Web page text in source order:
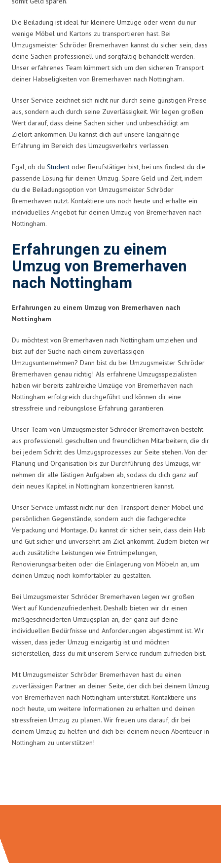
Die Beiladung ist ideal für kleinere Umzüge oder wenn du nur
wenige Möbel und Kartons zu transportieren hast. Bei
Umzugsmeister Schröder Bremerhaven kannst du sicher sein, dass
deine Sachen professionell und sorgfältig behandelt werden.
Unser erfahrenes Team kümmert sich um den sicheren Transport
deiner Habseligkeiten von Bremerhaven nach Nottingham.
Unser Service zeichnet sich nicht nur durch seine günstigen Preise
aus, sondern auch durch seine Zuverlässigkeit. Wir legen großen
Wert darauf, dass deine Sachen sicher und unbeschädigt am
Zielort ankommen. Du kannst dich auf unsere langjährige
Erfahrung im Bereich des Umzugsverkehrs verlassen.
Egal, ob du Student oder Berufstätiger bist, bei uns findest du die
passende Lösung für deinen Umzug. Spare Geld und Zeit, indem
du die Beiladungsoption von Umzugsmeister Schröder
Bremerhaven nutzt. Kontaktiere uns noch heute und erhalte ein
individuelles Angebot für deinen Umzug von Bremerhaven nach
Nottingham.
Erfahrungen zu einem
Umzug von Bremerhaven
nach Nottingham
Erfahrungen zu einem Umzug von Bremerhaven nach
Nottingham
Du möchtest von Bremerhaven nach Nottingham umziehen und
bist auf der Suche nach einem zuverlässigen
Umzugsunternehmen? Dann bist du bei Umzugsmeister Schröder
Bremerhaven genau richtig! Als erfahrene Umzugsspezialisten
haben wir bereits zahlreiche Umzüge von Bremerhaven nach
Nottingham erfolgreich durchgeführt und können dir eine
stressfreie und reibungslose Erfahrung garantieren.
Unser Team von Umzugsmeister Schröder Bremerhaven besteht
aus professionell geschulten und freundlichen Mitarbeitern, die dir
bei jedem Schritt des Umzugsprozesses zur Seite stehen. Von der
Planung und Organisation bis zur Durchführung des Umzugs, wir
nehmen dir alle lästigen Aufgaben ab, sodass du dich ganz auf
dein neues Kapitel in Nottingham konzentrieren kannst.
Unser Service umfasst nicht nur den Transport deiner Möbel und
persönlichen Gegenstände, sondern auch die fachgerechte
Verpackung und Montage. Du kannst dir sicher sein, dass dein Hab
und Gut sicher und unversehrt am Ziel ankommt. Zudem bieten wir
auch zusätzliche Leistungen wie Entrümpelungen,
Renovierungsarbeiten oder die Einlagerung von Möbeln an, um
deinen Umzug noch komfortabler zu gestalten.
Bei Umzugsmeister Schröder Bremerhaven legen wir großen
Wert auf Kundenzufriedenheit. Deshalb bieten wir dir einen
maßgeschneiderten Umzugsplan an, der ganz auf deine
individuellen Bedürfnisse und Anforderungen abgestimmt ist. Wir
wissen, dass jeder Umzug einzigartig ist und möchten
sicherstellen, dass du mit unserem Service rundum zufrieden bist.
Mit Umzugsmeister Schröder Bremerhaven hast du einen
zuverlässigen Partner an deiner Seite, der dich bei deinem Umzug
von Bremerhaven nach Nottingham unterstützt. Kontaktiere uns
noch heute, um weitere Informationen zu erhalten und deinen
stressfreien Umzug zu planen. Wir freuen uns darauf, dir bei
deinem Umzug zu helfen und dich bei deinem neuen Abenteuer in
Nottingham zu unterstützen!